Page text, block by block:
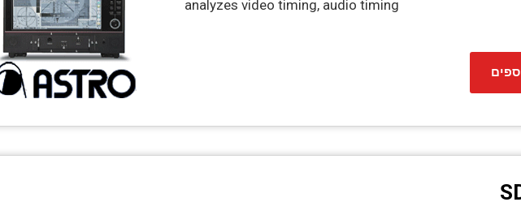
analyzes video timing, audio timing